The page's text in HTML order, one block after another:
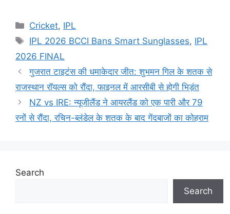
Cricket, IPL
IPL 2026 BCCI Bans Smart Sunglasses, IPL
2026 FINAL
गुजरात टाइटंस की धमाकेदार जीत: शुभमन गिल के शतक से
राजस्थान रॉयल्स को रौंदा, फाइनल में आरसीबी से होगी भिड़ंत
NZ vs IRE: न्यूजीलैंड ने आयरलैंड को एक पारी और 79
रनों से रौंदा, रचिन-ब्लंडेल के शतक के बाद गेंदबाजों का कोहराम
Search
Search